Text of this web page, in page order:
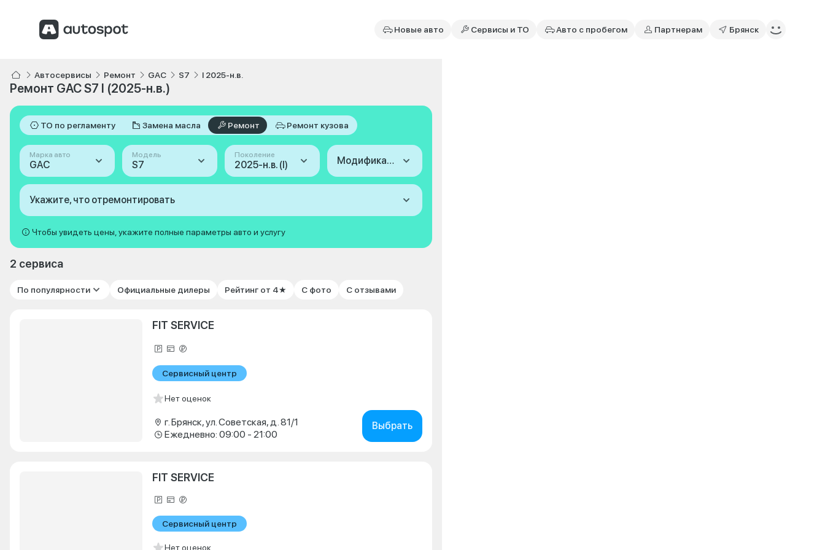
Новые авто Сервисы и ТО Авто с пробегом Партнерам Брянск
Автосервисы Ремонт GAC S7 I 2025-н.в.
Ремонт GAC S7 I (2025-н.в.)
ТО по регламенту Замена масла Ремонт Ремонт кузова
Марка авто
GAC
Модель
S7
Поколение
2025-н.в. (I) Модификация
Укажите, что отремонтировать
Чтобы увидеть цены, укажите полные параметры авто и услугу
2 сервиса
По популярности Официальные дилеры Рейтинг от 4★ С фото С отзывами
FIT SERVICE
Сервисный центр
Нет оценок
г. Брянск, ул. Советская, д. 81/1
Ежедневно: 09:00 - 21:00
Выбрать
FIT SERVICE
Сервисный центр
Нет оценок